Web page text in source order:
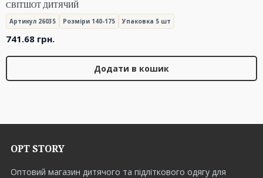
СВІТШОТ ДИТЯЧИЙ
Артикул 26035 Розміри 140-175 Упаковка 5 шт
741.68 грн.
Додати в кошик
OPT STORY
Оптовий магазин дитячого та підліткового одягу для